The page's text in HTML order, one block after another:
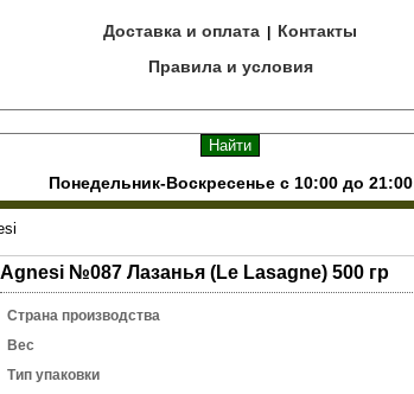
Доставка и оплата
Контакты
Правила и условия
Понедельник-Воскресенье с 10:00 до 21:00
Agnesi №087 Лазанья (Le Lasagne) 500 гр
Страна производства
Вес
Тип упаковки